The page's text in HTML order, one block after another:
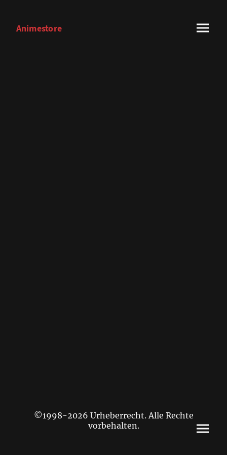
Animestore
©1998-2026 Urheberrecht. Alle Rechte
vorbehalten.